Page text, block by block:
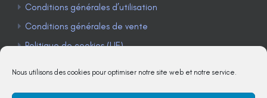
Nous utilisons des cookies pour optimiser notre site web et notre service.
Conditions générales d’utilisation
Conditions générales de vente
Politique de cookies (UE)